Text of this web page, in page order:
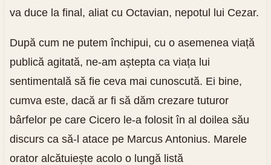
va duce la final, aliat cu Octavian, nepotul lui Cezar.
După cum ne putem închipui, cu o asemenea viață
publică agitată, ne-am aștepta ca viața lui
sentimentală să fie ceva mai cunoscută. Ei bine,
cumva este, dacă ar fi să dăm crezare tuturor
bârfelor pe care Cicero le-a folosit în al doilea său
discurs ca să-l atace pe Marcus Antonius. Marele
orator alcătuiește acolo o lungă listă